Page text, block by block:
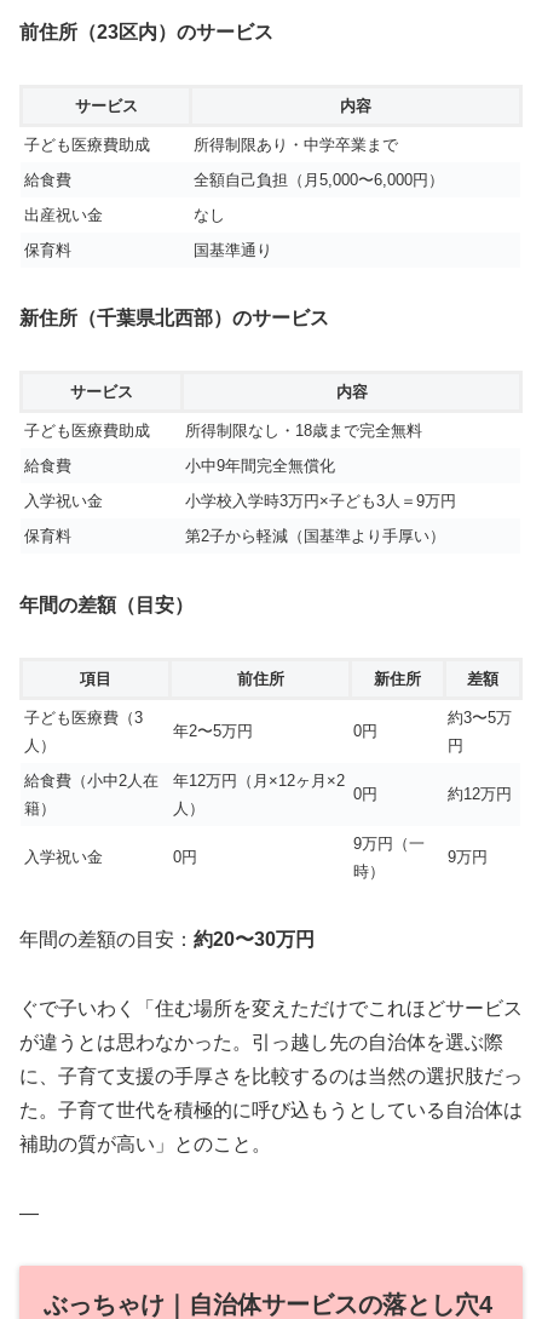
前住所（23区内）のサービス
サービス 内容
子ども医療費助成
所得制限あり・中学卒業まで
給食費
全額自己負担（月5,000〜6,000円）
出産祝い金
なし
保育料
国基準通り
新住所（千葉県北西部）のサービス
サービス 内容
子ども医療費助成
所得制限なし・18歳まで完全無料
給食費
小中9年間完全無償化
入学祝い金
小学校入学時3万円×子ども3人＝9万円
保育料
第2子から軽減（国基準より手厚い）
年間の差額（目安）
項目 前住所 新住所 差額
子ども医療費（3
人）
年2〜5万円 0円
約3〜5万
円
給食費（小中2人在
籍）
年12万円（月×12ヶ月×2
人）
0円 約12万円
入学祝い金 0円
9万円（一
時）
9万円
年間の差額の目安： 約20〜30万円
ぐで子いわく「住む場所を変えただけでこれほどサービス
が違うとは思わなかった。引っ越し先の自治体を選ぶ際
に、子育て支援の手厚さを比較するのは当然の選択肢だっ
た。子育て世代を積極的に呼び込もうとしている自治体は
補助の質が高い」とのこと。
—
ぶっちゃけ｜自治体サービスの落とし穴4